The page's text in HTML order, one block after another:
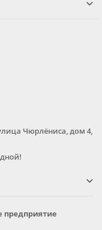
Чюрлёниса, дом 4,
предприятие